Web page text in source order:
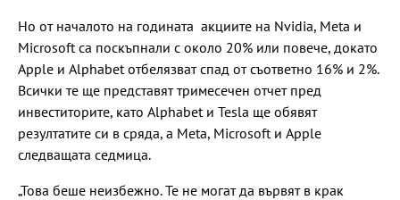
Но от началото на годината акциите на Nvidia, Meta и
Microsoft са поскъпнали с около 20% или повече, докато
Apple и Alphabet отбелязват спад от съответно 16% и 2%.
Всички те ще представят тримесечен отчет пред
инвеститорите, като Alphabet и Tesla ще обявят
резултатите си в сряда, а Meta, Microsoft и Apple
следващата седмица.
„Това беше неизбежно. Те не могат да вървят в крак